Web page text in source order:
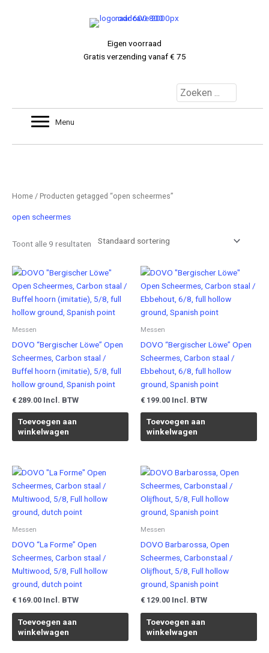
Eigen voorraad
Gratis verzending vanaf € 75
Menu
Home / Producten getagged “open scheermes”
open scheermes
Toont alle 9 resultaten
Messen
DOVO “Bergischer Löwe” Open
Scheermes, Carbon staal /
Buffel hoorn (imitatie), 5/8, full
hollow ground, Spanish point
€ 289.00 Incl. BTW
Toevoegen aan
winkelwagen
Messen
DOVO “Bergischer Löwe” Open
Scheermes, Carbon staal /
Ebbehout, 6/8, full hollow
ground, Spanish point
€ 199.00 Incl. BTW
Toevoegen aan
winkelwagen
Messen
DOVO “La Forme” Open
Scheermes, Carbon staal /
Multiwood, 5/8, Full hollow
ground, dutch point
€ 169.00 Incl. BTW
Toevoegen aan
winkelwagen
Messen
DOVO Barbarossa, Open
Scheermes, Carbonstaal /
Olijfhout, 5/8, Full hollow
ground, Spanish point
€ 129.00 Incl. BTW
Toevoegen aan
winkelwagen